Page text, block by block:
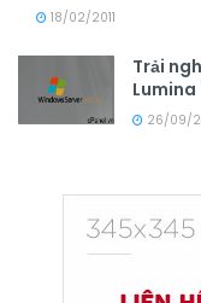
18/02/2011
Trải
26/09/